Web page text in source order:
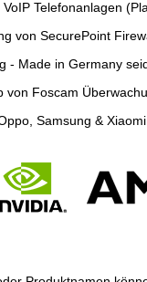
Telefonanlagen
von SecurePoint
- Made in Germany
von Foscam
Samsung &